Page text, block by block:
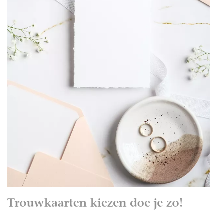
Trouwkaarten kiezen doe je zo!